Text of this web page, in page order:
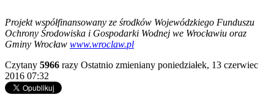
Projekt współfinansowany ze środków Wojewódzkiego Funduszu
Ochrony Środowiska i Gospodarki Wodnej we Wrocławiu oraz
Gminy Wrocław www.wroclaw.pl
Czytany 5966 razy Ostatnio zmieniany poniedziałek, 13 czerwiec
2016 07:32